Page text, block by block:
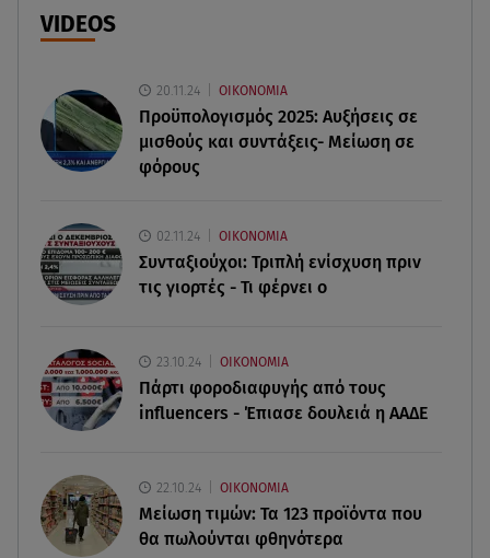
Hyundai και Healthy Seas: Καθάρισαν 36 τόνους
θαλάσσια απορρίμματα
09.08.26 , 12:13
09.08.26 , 12:00
Πώς να αποσυνδεθείς (ρεαλιστικά) από το άγχος
09.08.26 , 11:55
Διακοπές στην Κρήτη κάνει ο πρωθυπουργός
Αλεξάνδρα Νίκα: Είναι περήφανη για την αδερφή
της Νταίζη - Η ανάρτηση
VIDEOS
20.11.24 ΟΙΚΟΝΟΜΙΑ
Προϋπολογισμός 2025: Αυξήσεις σε
μισθούς και συντάξεις- Μείωση σε
φόρους
02.11.24 ΟΙΚΟΝΟΜΙΑ
Συνταξιούχοι: Τριπλή ενίσχυση πριν
τις γιορτές - Τι φέρνει ο
23.10.24 ΟΙΚΟΝΟΜΙΑ
Πάρτι φοροδιαφυγής από τους
influencers - Έπιασε δουλειά η ΑΑΔΕ
22.10.24 ΟΙΚΟΝΟΜΙΑ
Μείωση τιμών: Τα 123 προϊόντα που
θα πωλούνται φθηνότερα